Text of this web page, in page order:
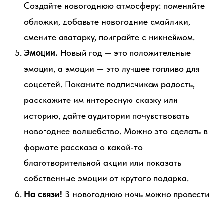
Создайте новогоднюю атмосферу: поменяйте
обложки, добавьте новогодние смайлики,
смените аватарку, поиграйте с никнеймом.
Эмоции. Новый год — это положительные
эмоции, а эмоции — это лучшее топливо для
соцсетей. Покажите подписчикам радость,
расскажите им интересную сказку или
историю, дайте аудитории почувствовать
новогоднее волшебство. Можно это сделать в
формате рассказа о какой-то
благотворительной акции или показать
собственные эмоции от крутого подарка.
На связи! В новогоднюю ночь можно провести